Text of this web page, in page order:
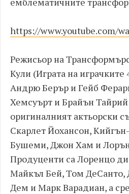
https://www.youtube.com/
Режисьор на
Кули (Играта на играчките
Андрю Берър и Гейб
Хемсуърт и Брайън
оригиналният актьорски
Скарлет Йохансон,
Бушеми, Джон Хам и
Продуценти са Лоренцо
Майкъл Бей, Том
Дем и Марк Варадиан, а